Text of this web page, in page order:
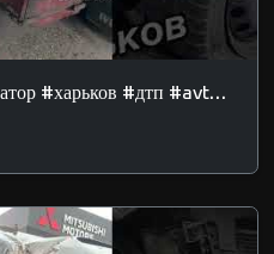
Эвакуатор Харьков #эвакуатор #харьков #дтп #avtosos